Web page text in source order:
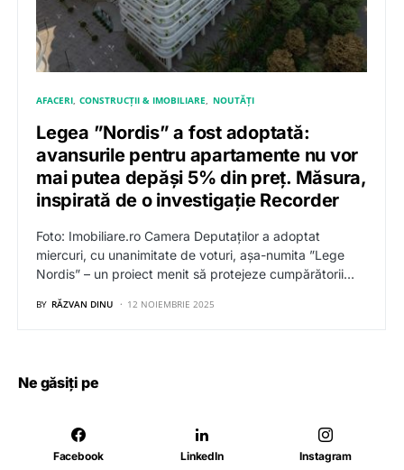
AFACERI CONSTRUCȚII & IMOBILIARE NOUTĂȚI
Legea ”Nordis” a fost adoptată:
avansurile pentru apartamente nu vor
mai putea depăși 5% din preț. Măsura,
inspirată de o investigație Recorder
Foto: Imobiliare.ro Camera Deputaților a adoptat
miercuri, cu unanimitate de voturi, așa-numita ”Lege
Nordis” – un proiect menit să protejeze cumpărătorii…
BY RĂZVAN DINU 12 NOIEMBRIE 2025
Ne găsiți pe
Facebook LinkedIn Instagram